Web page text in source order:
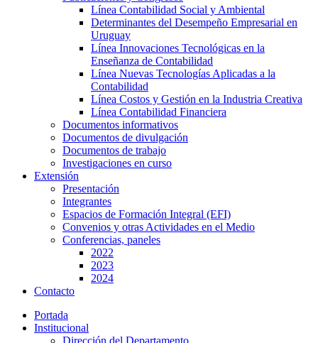
Línea Contabilidad Social y Ambiental
Determinantes del Desempeño Empresarial en
Uruguay
Línea Innovaciones Tecnológicas en la
Enseñanza de Contabilidad
Línea Nuevas Tecnologías Aplicadas a la
Contabilidad
Línea Costos y Gestión en la Industria Creativa
Línea Contabilidad Financiera
Documentos informativos
Documentos de divulgación
Documentos de trabajo
Investigaciones en curso
Extensión
Presentación
Integrantes
Espacios de Formación Integral (EFI)
Convenios y otras Actividades en el Medio
Conferencias, paneles
2022
2023
2024
Contacto
Portada
Institucional
Dirección del Departamento